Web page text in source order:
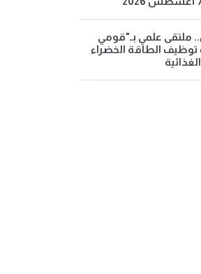
ملتقى علمي بـ"قومي
توظيف الطاقة الخضراء